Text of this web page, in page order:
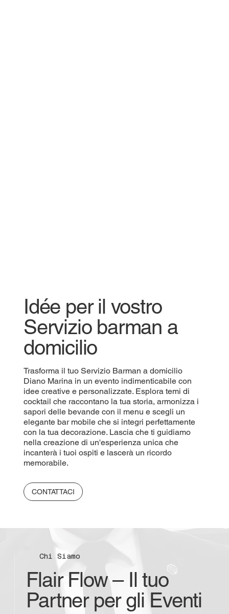
Idée per il vostro
Servizio barman a
domicilio
Trasforma il tuo Servizio Barman a domicilio
Diano Marina in un evento indimenticabile con
idee creative e personalizzate. Esplora temi di
cocktail che raccontano la tua storia, armonizza i
sapori delle bevande con il menu e scegli un
elegante bar mobile che si integri perfettamente
con la tua decorazione. Lascia che ti guidiamo
nella creazione di un'esperienza unica che
incanterà i tuoi ospiti e lascerà un ricordo
memorabile.
CONTATTACI
Chi Siamo
Flair Flow – Il tuo
Partner per gli Eventi